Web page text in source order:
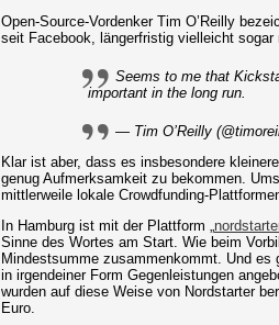
Open-Source-Vordenker Tim O’Reilly
seit Facebook, längerfristig vielleicht sogar
Seems to me that
important in the long run.
— Tim O’Reilly
Klar ist aber, dass es insbesondere
genug Aufmerksamkeit zu bekommen.
mittlerweile lokale Crowdfunding-
In Hamburg ist mit der Plattform „
Sinne des Wortes am Start. Wie beim
Mindestsumme zusammenkommt. Und
in irgendeiner Form Gegenleistungen
wurden auf diese Weise von Nordstarter
Euro.